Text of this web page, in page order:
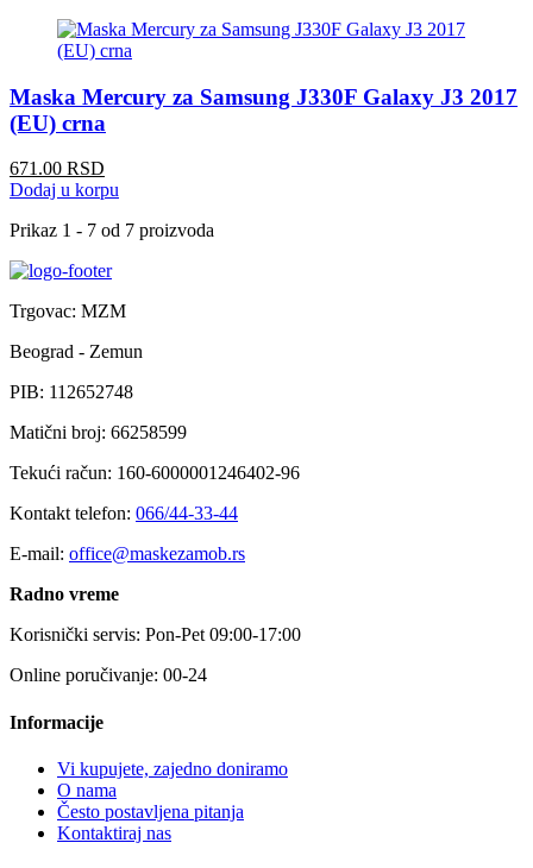
Maska Mercury za Samsung J330F Galaxy J3 2017
(EU) crna
671.00 RSD
Dodaj u korpu
Prikaz 1 - 7 od 7 proizvoda
Trgovac: MZM
Beograd - Zemun
PIB: 112652748
Matični broj: 66258599
Tekući račun: 160-6000001246402-96
Kontakt telefon: 066/44-33-44
E-mail: office@maskezamob.rs
Radno vreme
Korisnički servis: Pon-Pet 09:00-17:00
Online poručivanje: 00-24
Informacije
Vi kupujete, zajedno doniramo
O nama
Često postavljena pitanja
Kontaktiraj nas